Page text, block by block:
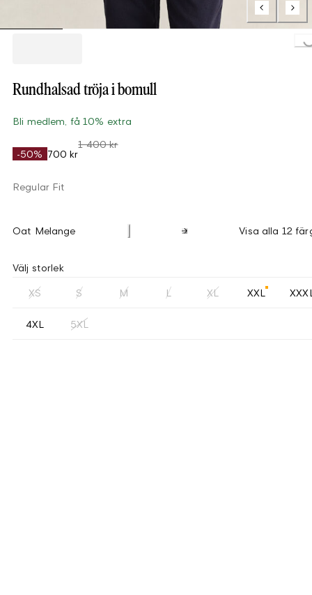
Rundhalsad tröja i bomull
Bli medlem, få 10% extra
-50% 700 kr
1 400 kr
Regular Fit
Oat Melange Visa alla 12
Välj storlek
XS S M L XL XXL
4XL 5XL